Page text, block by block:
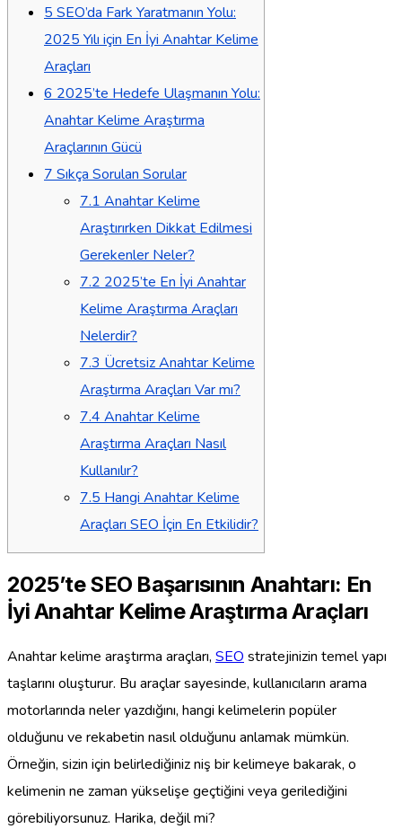
5 SEO’da Fark Yaratmanın Yolu:
2025 Yılı için En İyi Anahtar Kelime
Araçları
6 2025’te Hedefe Ulaşmanın Yolu:
Anahtar Kelime Araştırma
Araçlarının Gücü
7 Sıkça Sorulan Sorular
7.1 Anahtar Kelime
Araştırırken Dikkat Edilmesi
Gerekenler Neler?
7.2 2025’te En İyi Anahtar
Kelime Araştırma Araçları
Nelerdir?
7.3 Ücretsiz Anahtar Kelime
Araştırma Araçları Var mı?
7.4 Anahtar Kelime
Araştırma Araçları Nasıl
Kullanılır?
7.5 Hangi Anahtar Kelime
Araçları SEO İçin En Etkilidir?
2025’te SEO Başarısının Anahtarı: En
İyi Anahtar Kelime Araştırma Araçları
Anahtar kelime araştırma araçları, SEO stratejinizin temel yapı
taşlarını oluşturur. Bu araçlar sayesinde, kullanıcıların arama
motorlarında neler yazdığını, hangi kelimelerin popüler
olduğunu ve rekabetin nasıl olduğunu anlamak mümkün.
Örneğin, sizin için belirlediğiniz niş bir kelimeye bakarak, o
kelimenin ne zaman yükselişe geçtiğini veya gerilediğini
görebiliyorsunuz. Harika, değil mi?